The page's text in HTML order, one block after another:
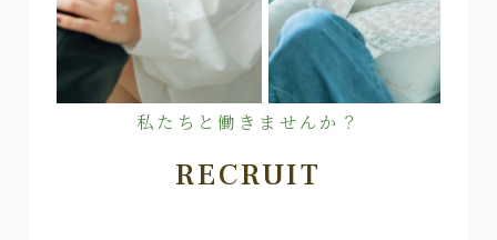
私たちと働きませんか？
RECRUIT